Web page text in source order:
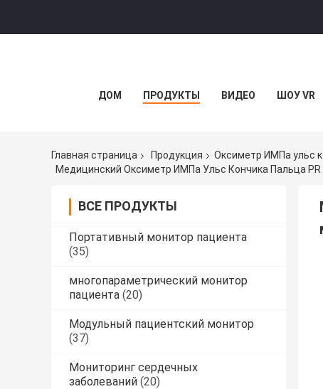
ДОМ ПРОДУКТЫ ВИДЕО ШОУ VR
Главная страница Продукция
Оксиметр ИМПа ульс
Медицинский Оксиметр ИМПа Ульс Кончика Пальца
ВСЕ ПРОДУКТЫ
Портативный монитор пациента
(35)
многопараметрический монитор
пациента (20)
Модульный пациентский монитор
(37)
Мониторинг сердечных
заболеваний (20)